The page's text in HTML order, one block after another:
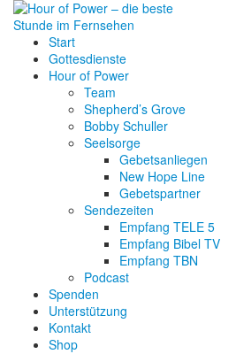
Start
Gottesdienste
Hour of Power
Team
Shepherd’s Grove
Bobby Schuller
Seelsorge
Gebetsanliegen
New Hope Line
Gebetspartner
Sendezeiten
Empfang TELE 5
Empfang Bibel TV
Empfang TBN
Podcast
Spenden
Unterstützung
Kontakt
Shop